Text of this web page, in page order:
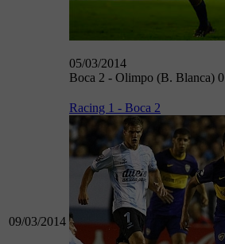
05/03/2014
Boca 2 - Olimpo (B. Blanca) 0
09/03/2014
Racing 1 - Boca 2